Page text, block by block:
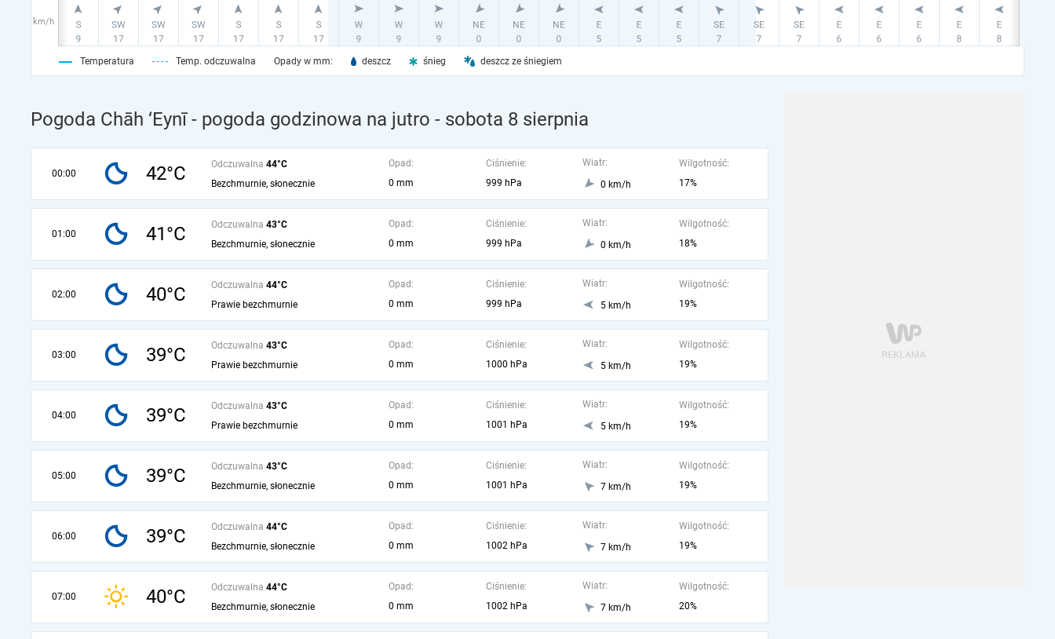
km/h
Temperatura Temp. odczuwalna Opady w mm: deszcz śnieg deszcz ze śniegiem
Pogoda Chāh ‘Eynī - pogoda godzinowa na jutro - sobota 8 sierpnia
00:00 42°C Odczuwalna 44°C
Bezchmurnie, słonecznie
Opad:
0 mm
Ciśnienie:
999 hPa
Wiatr:
0 km/h
Wilgotność:
17%
01:00 41°C Odczuwalna 43°C
Bezchmurnie, słonecznie
Opad:
0 mm
Ciśnienie:
999 hPa
Wiatr:
0 km/h
Wilgotność:
18%
02:00 40°C Odczuwalna 44°C
Prawie bezchmurnie
Opad:
0 mm
Ciśnienie:
999 hPa
Wiatr:
5 km/h
Wilgotność:
19%
03:00 39°C Odczuwalna 43°C
Prawie bezchmurnie
Opad:
0 mm
Ciśnienie:
1000 hPa
Wiatr:
5 km/h
Wilgotność:
19%
04:00 39°C Odczuwalna 43°C
Prawie bezchmurnie
Opad:
0 mm
Ciśnienie:
1001 hPa
Wiatr:
5 km/h
Wilgotność:
19%
05:00 39°C Odczuwalna 43°C
Bezchmurnie, słonecznie
Opad:
0 mm
Ciśnienie:
1001 hPa
Wiatr:
7 km/h
Wilgotność:
19%
06:00 39°C Odczuwalna 44°C
Bezchmurnie, słonecznie
Opad:
0 mm
Ciśnienie:
1002 hPa
Wiatr:
7 km/h
Wilgotność:
19%
07:00 40°C Odczuwalna 44°C
Bezchmurnie, słonecznie
Opad:
0 mm
Ciśnienie:
1002 hPa
Wiatr:
7 km/h
Wilgotność:
20%